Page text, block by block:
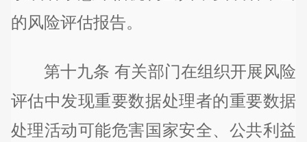
的风险评估报告。
第十九条 有关部门在组织开展风险
评估中发现重要数据处理者的重要数据
处理活动可能危害国家安全、公共利益